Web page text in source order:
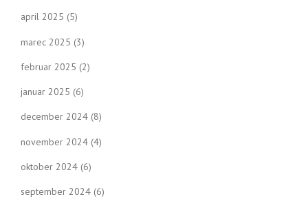
april 2025 (5)
marec 2025 (3)
februar 2025 (2)
januar 2025 (6)
december 2024 (8)
november 2024 (4)
oktober 2024 (6)
september 2024 (6)